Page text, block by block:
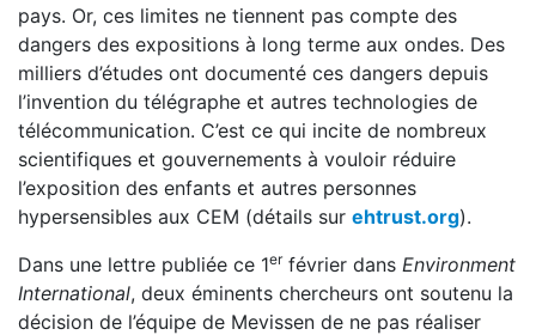
pays. Or, ces limites ne tiennent pas compte des
dangers des expositions à long terme aux ondes. Des
milliers d’études ont documenté ces dangers depuis
l’invention du télégraphe et autres technologies de
télécommunication. C’est ce qui incite de nombreux
scientifiques et gouvernements à vouloir réduire
l’exposition des enfants et autres personnes
hypersensibles aux CEM (détails sur ehtrust.org).
Dans une lettre publiée ce 1erfévrier dans Environment
International, deux éminents chercheurs ont soutenu la
décision de l’équipe de Mevissen de ne pas réaliser